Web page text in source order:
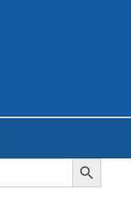
Botón de búsqueda